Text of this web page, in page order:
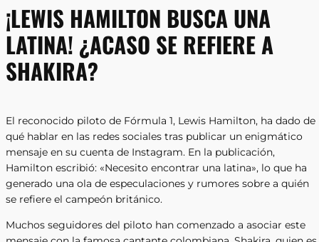
¡LEWIS HAMILTON BUSCA UNA
LATINA! ¿ACASO SE REFIERE A
SHAKIRA?
El reconocido piloto de Fórmula 1, Lewis Hamilton, ha dado de
qué hablar en las redes sociales tras publicar un enigmático
mensaje en su cuenta de Instagram. En la publicación,
Hamilton escribió: «Necesito encontrar una latina», lo que ha
generado una ola de especulaciones y rumores sobre a quién
se refiere el campeón británico.
Muchos seguidores del piloto han comenzado a asociar este